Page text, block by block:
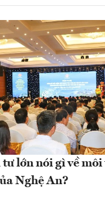
tư lớn nói gì về
Nghệ An?